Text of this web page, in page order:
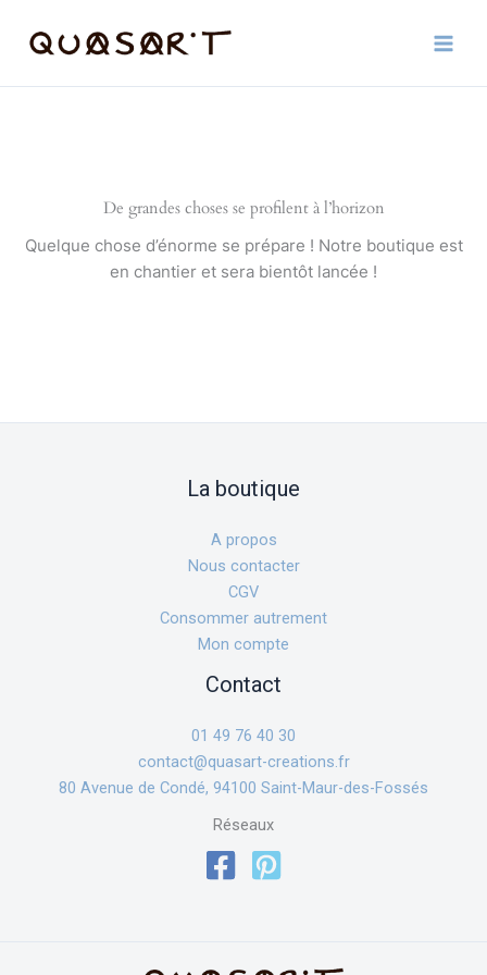
De grandes choses se profilent à l’horizon
Quelque chose d’énorme se prépare ! Notre boutique est
en chantier et sera bientôt lancée !
La boutique
A propos
Nous contacter
CGV
Consommer autrement
Mon compte
Contact
01 49 76 40 30
contact@quasart-creations.fr
80 Avenue de Condé, 94100 Saint-Maur-des-Fossés
Réseaux